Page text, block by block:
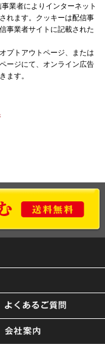
業者によりインターネット
れます。クッキーは配信事
事業者サイトに記載された
プトアウトページ、または
ージにて、オンライン広告
ます。